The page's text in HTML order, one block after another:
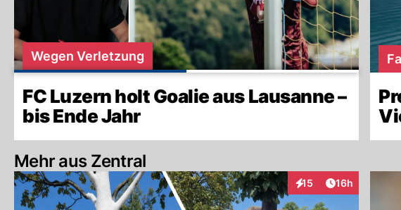
Wegen Verletzung
FC Luzern holt Goalie aus Lausanne –
bis Ende Jahr
Mehr aus Zentral
15
Interaktionen
Artikel
16h